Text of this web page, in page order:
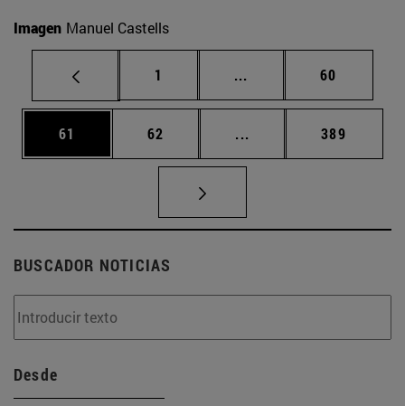
Imagen Manuel Castells
Página
1 ... Páginas intermedias
Página
60
Página
61 Página
62 ... Páginas intermedias
Página
389
BUSCADOR NOTICIAS
Desde